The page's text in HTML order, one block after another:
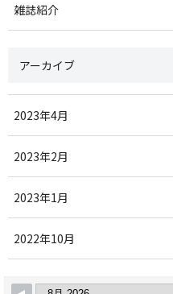
雑誌紹介
アーカイブ
2023年4月
2023年2月
2023年1月
2022年10月